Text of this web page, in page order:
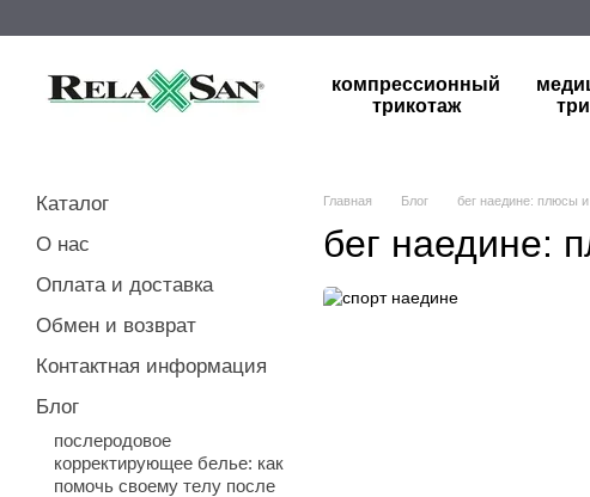
компрессионный
трикотаж
Главная Блог бег наедине: плюсы
бег наедине:
Каталог
О нас
Оплата и доставка
Обмен и возврат
Контактная информация
Блог
послеродовое
корректирующее белье: как
помочь своему телу после